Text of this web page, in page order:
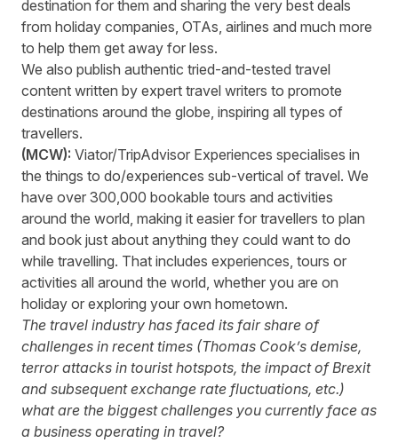
destination for them and sharing the very best deals
from holiday companies, OTAs, airlines and much more
to help them get away for less.
We also publish authentic tried-and-tested travel
content written by expert travel writers to promote
destinations around the globe, inspiring all types of
travellers.
(MCW): Viator/TripAdvisor Experiences specialises in
the things to do/experiences sub-vertical of travel. We
have over 300,000 bookable tours and activities
around the world, making it easier for travellers to plan
and book just about anything they could want to do
while travelling. That includes experiences, tours or
activities all around the world, whether you are on
holiday or exploring your own hometown.
The travel industry has faced its fair share of
challenges in recent times (Thomas Cook’s demise,
terror attacks in tourist hotspots, the impact of Brexit
and subsequent exchange rate fluctuations, etc.)
what are the biggest challenges you currently face as
a business operating in travel?